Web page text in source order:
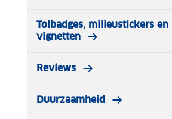
Tolbadges, milieustickers en
vignetten
Reviews
Duurzaamheid